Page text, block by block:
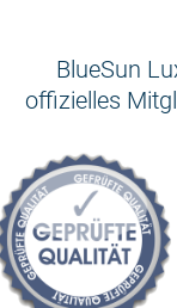
BlueSun
offizielles